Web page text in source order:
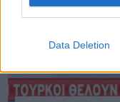
Data Deletion